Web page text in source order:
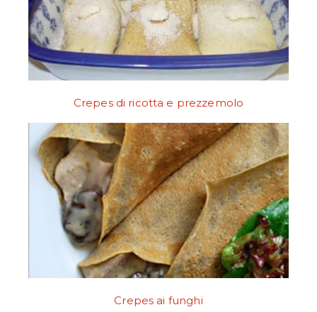
Crepes di ricotta e prezzemolo
Crepes ai funghi